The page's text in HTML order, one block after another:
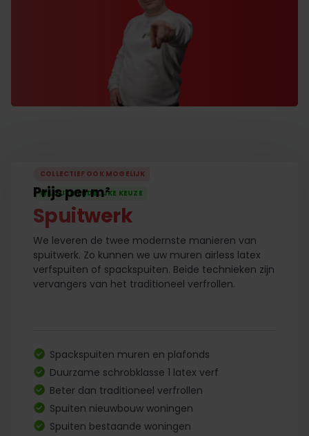
Prijs per m²
Spuitwerk
We leveren de twee modernste manieren van
spuitwerk. Zo kunnen we uw muren airless latex
verfspuiten of spackspuiten. Beide technieken zijn
vervangers van het traditioneel verfrollen.
COLLECTIEF OOK MOGELIJK
MILIEUVRIENDELIJKE KEUZE
Spackspuiten muren en plafonds
Duurzame schrobklasse 1 latex verf
Beter dan traditioneel verfrollen
Spuiten nieuwbouw woningen
Spuiten bestaande woningen